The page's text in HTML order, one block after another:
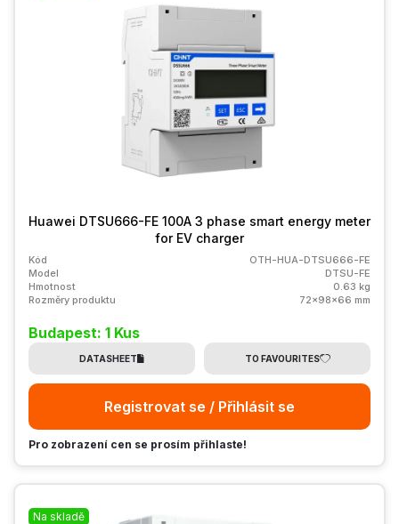
Huawei DTSU666-FE 100A 3 phase smart energy meter
for EV charger
Kód
OTH-HUA-DTSU666-FE
Model
DTSU-FE
Hmotnost
0.63 kg
Rozměry produktu
72x98x66 mm
Budapest: 1 Kus
DATASHEET TO FAVOURITES
Registrovat se / Přihlásit se
Pro zobrazení cen se prosím přihlaste!
Na skladě